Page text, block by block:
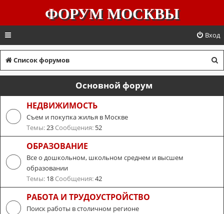
ФОРУМ МОСКВЫ
Вход
Список форумов
о
Основной форум
НЕДВИЖИМОСТЬ
Съем и покупка жилья в Москве
Темы:23 Сообщения: 52
ОБРАЗОВАНИЕ
Все о дошкольном, школьном среднем и высшем
образовании
Темы: 18 Сообщения:42
РАБОТА И ТРУДОУСТРОЙСТВО
Поиск работы в столичном регионе